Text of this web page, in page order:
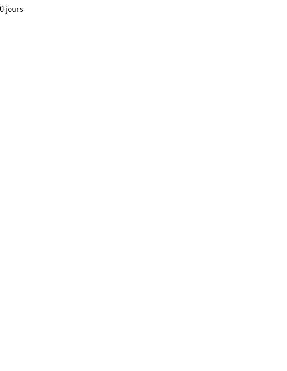
jours